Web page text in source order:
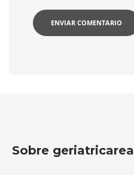
Sobre geriatricarea